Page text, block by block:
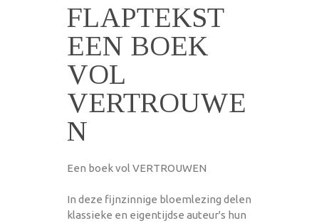
FLAPTEKST
EEN BOEK
VOL
VERTROUWE
N
Een boek vol VERTROUWEN
In deze fijnzinnige bloemlezing delen
klassieke en eigentijdse auteur's hun